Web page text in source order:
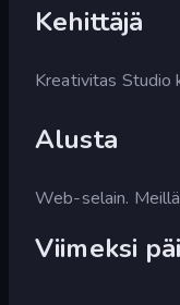
Kehittäjä
Kreativitas Studio
Alusta
Web-selain.
Viimeksi